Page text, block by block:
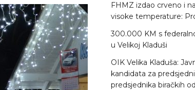
FHMZ izdao crveno i
visoke temperature:
300.000 KM s
u Velikoj Kladuši
OIK Velika Kladuša:
kandidata za
predsjednika biračkih